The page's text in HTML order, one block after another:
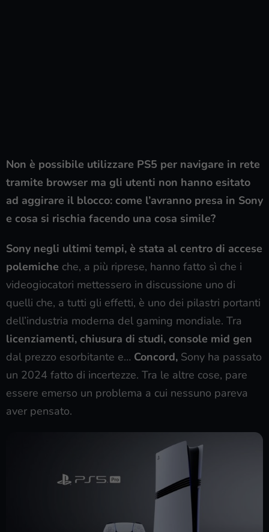
Non è possibile utilizzare PS5 per navigare in rete
tramite browser ma gli utenti non hanno esitato
ad aggirare il blocco: come l’avranno presa in Sony
e cosa si rischia facendo una cosa simile?
Sony negli ultimi tempi, è stata al centro di accese
polemiche che, a più riprese, hanno fatto sì che i
videogiocatori mettessero in discussione uno di
quelli che, a tutti gli effetti, è uno dei pilastri portanti
dell’industria moderna del gaming mondiale. Tra
licenziamenti, chiusura di studi, console mid gen
dal prezzo esorbitante e… Concord, Sony ha passato
un 2024 fatto di incertezze. Tra le altre cose, pare
essere emerso un problema a cui nessuno pareva
aver pensato.